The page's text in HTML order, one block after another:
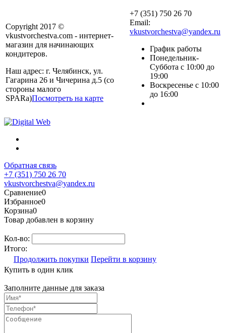
Copyright 2017 ©
vkustvorchestva.com - интернет-
магазин для начинающих
кондитеров.
Наш адрес: г. Челябинск, ул.
Гагарина 26 и Чичерина д.5 (со
стороны малого
SPARa)Посмотреть на карте
+7 (351) 750 26 70
Email:
vkustvorchestva@yandex.ru
График работы
Понедельник-
Суббота с 10:00 до
19:00
Воскресенье с 10:00
до 16:00
Обратная связь
+7 (351) 750 26 70
vkustvorchestva@yandex.ru
Сравнение0
Избранное0
Корзина0
Товар добавлен в корзину
Кол-во:
Итого:
Продолжить покупки Перейти в корзину
Купить в один клик
Заполните данные для заказа